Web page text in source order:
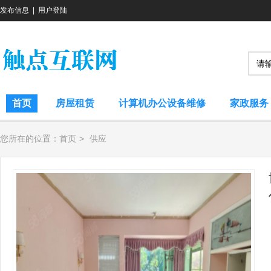
发布信息 用户登陆
首页 房屋租赁 计算机办公设备维修 家政服务
您所在的位置： 首页 > 供应